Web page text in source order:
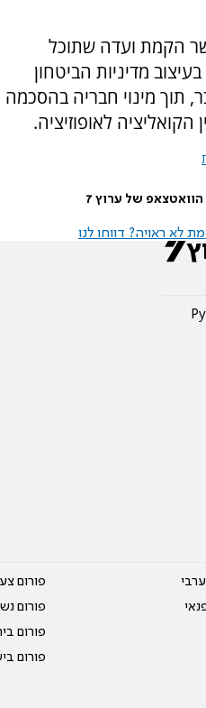
הקמת ועדה שתוכל
מדיניות הביטחון
7 באוקטובר, תוך מינוי חבריה בהסכמה
הקואליציה לאופוזיציה.
של ערוץ 7
לא ראויה? דווחו לנו
פורום
פורום
פורום
פורום